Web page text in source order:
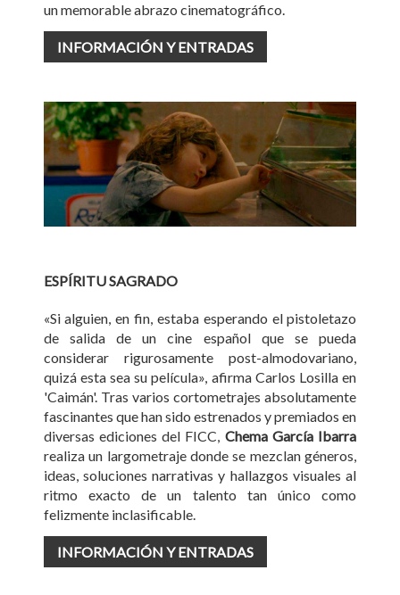
un memorable abrazo cinematográfico.
INFORMACIÓN Y ENTRADAS
ESPÍRITU SAGRADO
«Si alguien, en fin, estaba esperando el pistoletazo
de salida de un cine español que se pueda
considerar rigurosamente post-almodovariano,
quizá esta sea su película», afirma Carlos Losilla en
'Caimán'. Tras varios cortometrajes absolutamente
fascinantes que han sido estrenados y premiados en
diversas ediciones del FICC, Chema García Ibarra
realiza un largometraje donde se mezclan géneros,
ideas, soluciones narrativas y hallazgos visuales al
ritmo exacto de un talento tan único como
felizmente inclasificable.
INFORMACIÓN Y ENTRADAS